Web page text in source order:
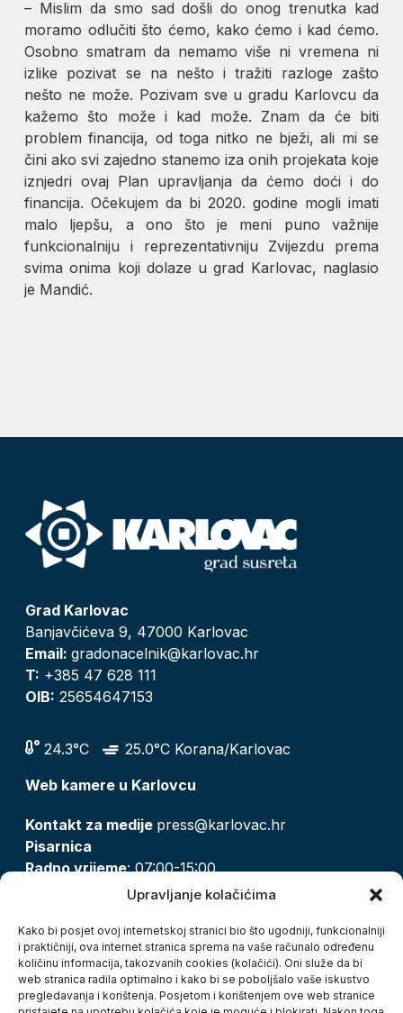
Upravljanje kolačićima
Kako bi posjet ovoj internetskoj stranici bio što ugodniji, funkcionalniji
i praktičniji, ova internet stranica sprema na vaše računalo određenu
količinu informacija, takozvanih cookies (kolačići). Oni služe da bi
web stranica radila optimalno i kako bi se poboljšalo vaše iskustvo
pregledavanja i korištenja. Posjetom i korištenjem ove web stranice
– Mislim da smo sad došli do onog trenutka kad
moramo odlučiti što ćemo, kako ćemo i kad ćemo.
Osobno smatram da nemamo više ni vremena ni
izlike pozivat se na nešto i tražiti razloge zašto
nešto ne može. Pozivam sve u gradu Karlovcu da
kažemo što može i kad može. Znam da će biti
problem financija, od toga nitko ne bježi, ali mi se
čini ako svi zajedno stanemo iza onih projekata koje
iznjedri ovaj Plan upravljanja da ćemo doći i do
financija. Očekujem da bi 2020. godine mogli imati
malo ljepšu, a ono što je meni puno važnije
funkcionalniju i reprezentativniju Zvijezdu prema
svima onima koji dolaze u grad Karlovac, naglasio
je Mandić.
Grad Karlovac
Banjavčićeva 9, 47000 Karlovac
Email: gradonacelnik@karlovac.hr
T: +385 47 628 111
OIB: 25654647153
24.3°C
25.0°C Korana/Karlovac
Web kamere u Karlovcu
Kontakt za medije press@karlovac.hr
Pisarnica
Radno vrijeme: 07:00-15:00
pisarnica@karlovac.hr
Zaštita osobnih podataka
Pristup informacijama